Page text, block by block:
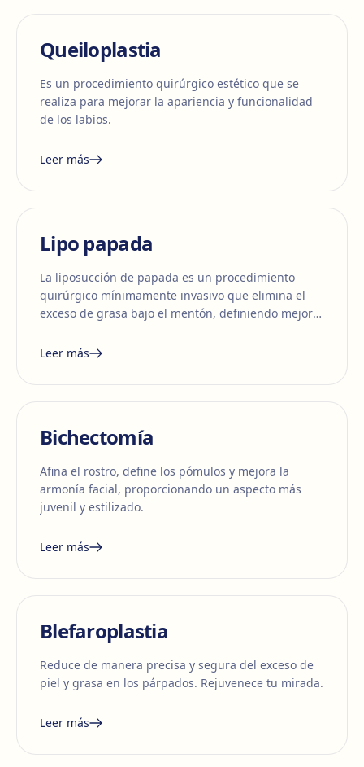
Queiloplastia
Es un procedimiento quirúrgico estético que se
realiza para mejorar la apariencia y funcionalidad
de los labios.
Leer más
Lipo papada
La liposucción de papada es un procedimiento
quirúrgico mínimamente invasivo que elimina el
exceso de grasa bajo el mentón, definiendo mejor
Leer más
Bichectomía
Afina el rostro, define los pómulos y mejora la
armonía facial, proporcionando un aspecto más
juvenil y estilizado.
Leer más
Blefaroplastia
Reduce de manera precisa y segura del exceso de
piel y grasa en los párpados. Rejuvenece tu mirada.
Leer más